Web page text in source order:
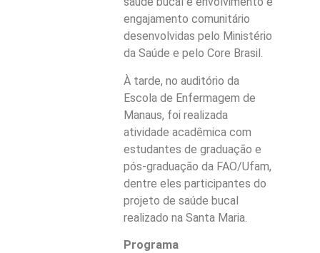
engajamento comunitário
desenvolvidas pelo Ministério
da Saúde e pelo Core Brasil.
À tarde, no auditório da
Escola de Enfermagem de
Manaus, foi realizada
atividade acadêmica com
estudantes de graduação e
pós-graduação da FAO/Ufam,
dentre eles participantes do
projeto de saúde bucal
realizado na Santa Maria.
Programa